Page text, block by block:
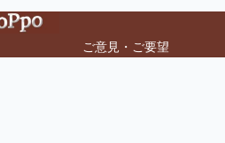
ご意見・ご要望